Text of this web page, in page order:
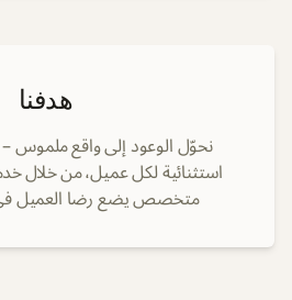
هدفنا
نحوّل الوعود إلى واقع ملموس
استثنائية لكل عميل، من خلال
متخصص يضع رضا العميل في